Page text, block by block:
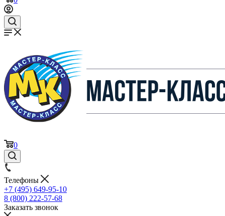
0
Телефоны
+7 (495) 649-95-10
8 (800) 222-57-68
Заказать звонок